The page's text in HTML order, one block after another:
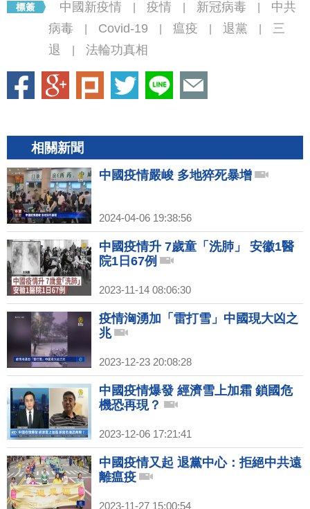
中國新疫情 疫情 新冠病毒
中共
病毒
Covid-19 瘟疫 退黨
三
退
法輪功真相
相關新聞
中國疫情嚴峻 多地猝死暴增
2024-04-06 19:38:56
中國疫情升 7歲童「洗肺」 安徽1醫
院1日67例
2023-11-14 08:06:30
疫情洶湧加「雷打雪」中國現大凶之
兆
2023-12-23 20:08:28
中國疫情爆發 經濟雪上加霜 鎖國危
機恐再現？
2023-12-06 17:21:41
中國疫情又起 退黨中心：拒絕中共遠
離瘟疫
2023-11-27 15:00:54